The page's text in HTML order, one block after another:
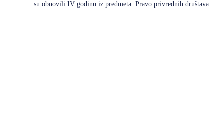
su obnovili IV godinu iz predmeta: Pravo privrednih društava